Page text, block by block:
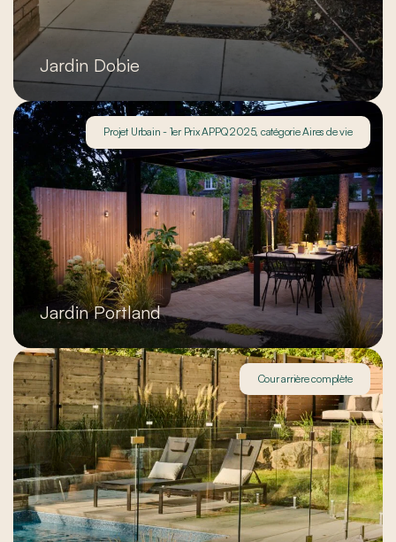
Jardin Dobie
Jardin Portland
Projet Urbain - 1er Prix APPQ 2025, catégorie Aires de vie
Cour arrière complète